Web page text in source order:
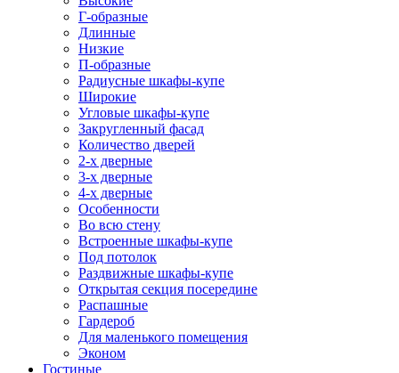
Г-образные
Длинные
Низкие
П-образные
Радиусные шкафы-купе
Широкие
Угловые шкафы-купе
Закругленный фасад
Количество дверей
2-х дверные
3-х дверные
4-х дверные
Особенности
Во всю стену
Встроенные шкафы-купе
Под потолок
Раздвижные шкафы-купе
Открытая секция посередине
Распашные
Гардероб
Для маленького помещения
Эконом
Гостиные